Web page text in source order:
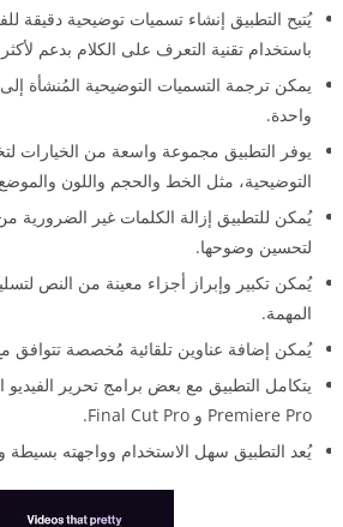
يُتيح التطبيق إنشاء تسميات توضيحية دقيقة
باستخدام تقنية التعرف على الكلام بدعم لأكثر من
يمكن ترجمة التسميات التوضيحية المُنشأة
واحدة.
يوفر التطبيق مجموعة واسعة من الخيارات
التوضيحية، مثل الخط والحجم واللون
يُمكن للتطبيق إزالة الكلمات غير الضرورية
لتحسين وضوحها.
يُمكن تكبير وإبراز أجزاء معينة من النص
المهمة.
يُمكن إضافة عناوين تلقائية مُخصصة تتوافق
Premiere Pro و Final Cut Pro.
يُعد التطبيق سهل الاستخدام وواجهته بسيطة